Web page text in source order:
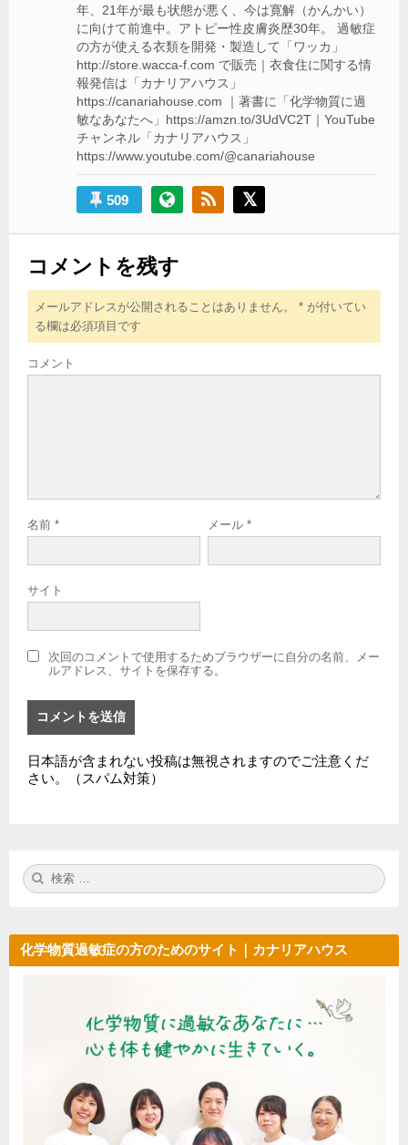
年、21年が最も状態が悪く、今は寛解（かんかい）
に向けて前進中。アトピー性皮膚炎歴30年。 過敏症
の方が使える衣類を開発・製造して「ワッカ」
http://store.wacca-f.com で販売｜衣食住に関する情
報発信は「カナリアハウス」
https://canariahouse.com ｜著書に「化学物質に過
敏なあなたへ」https://amzn.to/3UdVC2T｜YouTube
チャンネル「カナリアハウス」
https://www.youtube.com/@canariahouse
509
コメントを残す
メールアドレスが公開されることはありません。 * が付いてい
る欄は必須項目です
コメント
名前 * メール *
サイト
次回のコメントで使用するためブラウザーに自分の名前、メー
ルアドレス、サイトを保存する。
日本語が含まれない投稿は無視されますのでご注意くだ
さい。（スパム対策）
検
索:
化学物質過敏症の方のためのサイト｜カナリアハウス